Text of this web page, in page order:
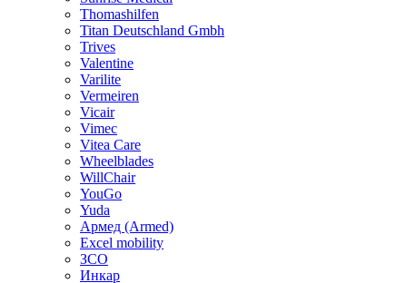
Thomashilfen
Titan Deutschland Gmbh
Trives
Valentine
Varilite
Vermeiren
Vicair
Vimec
Vitea Care
Wheelblades
WillChair
YouGo
Yuda
Армед (Armed)
Еxcel mobility
ЗСО
Инкар